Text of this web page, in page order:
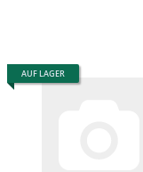
AUF LAGER